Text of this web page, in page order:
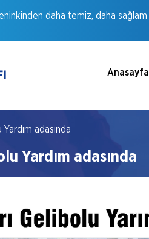
daha temiz, daha sağlam
Anasayfa
adasında
Yardım adasında